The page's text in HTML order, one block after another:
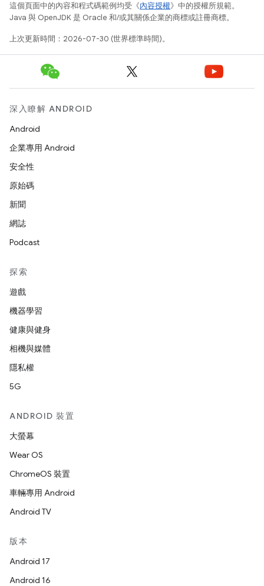
這個頁面中的內容和程式碼範例均受《內容授權》中的授權所規範。
Java 與 OpenJDK 是 Oracle 和/或其關係企業的商標或註冊商標。
上次更新時間：2026-07-30 (世界標準時間)。
深入瞭解 ANDROID
Android
企業專用 Android
安全性
原始碼
新聞
網誌
Podcast
探索
遊戲
機器學習
健康與健身
相機與媒體
隱私權
5G
ANDROID 裝置
大螢幕
Wear OS
ChromeOS 裝置
車輛專用 Android
Android TV
版本
Android 17
Android 16